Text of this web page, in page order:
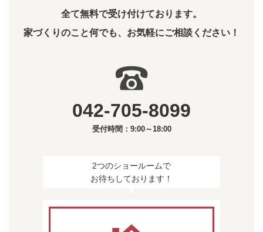
全て無料で受け付けております。
家づくりのこと何でも、お気軽にご相談ください！
042-705-8099
受付時間：9:00～18:00
2つのショールームで
お待ちしております！